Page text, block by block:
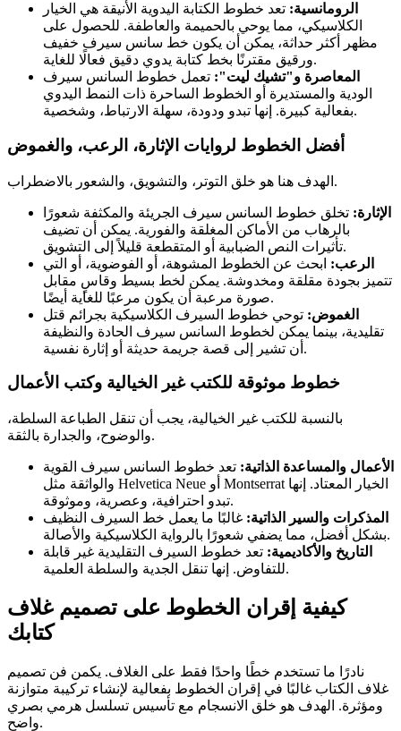
الرومانسية: تعد خطوط الكتابة اليدوية الأنيقة هي الخيار
الكلاسيكي، مما يوحي بالحميمة والعاطفة. للحصول على
مظهر أكثر حداثة، يمكن أن يكون خط سانس سيرف خفيف
ورقيق مقترنًا بخط كتابة يدوي دقيق فعالًا للغاية.
المعاصرة و"تشيك ليت": تعمل خطوط السانس سيرف
الودية والمستديرة أو الخطوط الساحرة ذات النمط اليدوي
بفعالية كبيرة. إنها تبدو ودودة، سهلة الارتباط، وشخصية.
أفضل الخطوط لروايات الإثارة، الرعب، والغموض
الهدف هنا هو خلق التوتر، والتشويق، والشعور بالاضطراب.
الإثارة: تخلق خطوط السانس سيرف الجريئة والمكثفة شعورًا
بالرهاب من الأماكن المغلقة والفورية. يمكن أن تضيف
تأثيرات النص الضبابية أو المتقطعة قليلاً إلى التشويق.
الرعب: ابحث عن الخطوط المشوهة، أو الفوضوية، أو التي
تتميز بجودة مقلقة ومخدوشة. يمكن لخط بسيط وقاسٍ مقابل
صورة مرعبة أن يكون مرعبًا للغاية أيضًا.
الغموض: توحي خطوط السيرف الكلاسيكية بجرائم قتل
تقليدية، بينما يمكن لخطوط السانس سيرف الحادة والنظيفة
أن تشير إلى قصة جريمة حديثة أو إثارة نفسية.
خطوط موثوقة للكتب غير الخيالية وكتب الأعمال
بالنسبة للكتب غير الخيالية، يجب أن تنقل الطباعة السلطة،
والوضوح، والجدارة بالثقة.
الأعمال والمساعدة الذاتية: تعد خطوط السانس سيرف القوية
والواثقة مثل Helvetica Neue أو Montserrat الخيار المعتاد. إنها
تبدو احترافية، وعصرية، وموثوقة.
المذكرات والسير الذاتية: غالبًا ما يعمل خط السيرف النظيف
بشكل أفضل، مما يضفي شعورًا بالرواية الكلاسيكية والأصالة.
التاريخ والأكاديمية: تعد خطوط السيرف التقليدية غير قابلة
للتفاوض. إنها تنقل الجدية والسلطة العلمية.
كيفية إقران الخطوط على تصميم غلاف
كتابك
نادرًا ما تستخدم خطًا واحدًا فقط على الغلاف. يكمن فن تصميم
غلاف الكتاب غالبًا في إقران الخطوط بفعالية لإنشاء تركيبة متوازنة
ومؤثرة. الهدف هو خلق الانسجام مع تأسيس تسلسل هرمي بصري
واضح.